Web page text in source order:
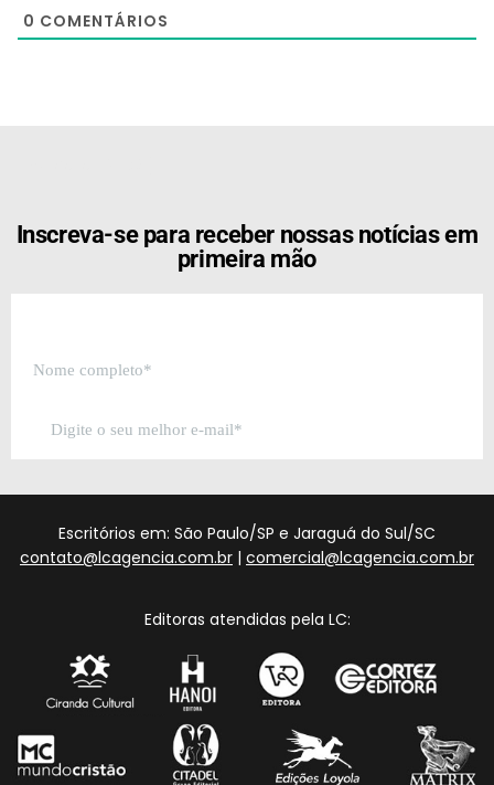
0 COMENTÁRIOS
Inscreva-se para receber nossas notícias em
primeira mão
Escritórios em: São Paulo/SP e Jaraguá do Sul/SC
contato@lcagencia.com.br | comercial@lcagencia.com.br
Editoras atendidas pela LC: